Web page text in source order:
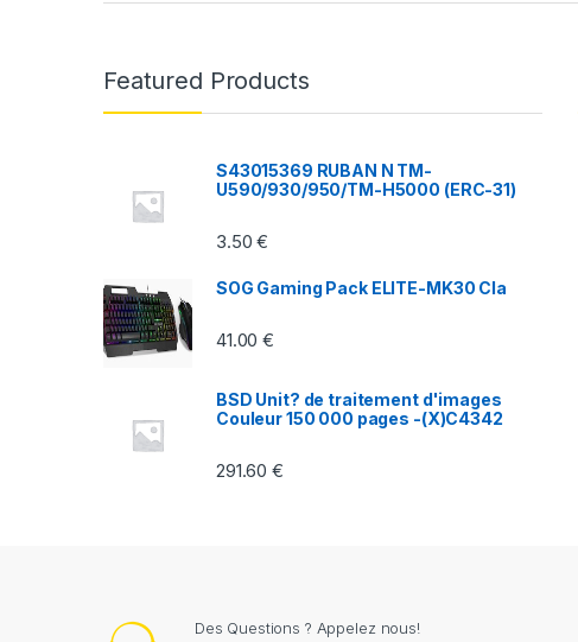
Featured Products
S43015369 RUBAN N TM-
U590/930/950/TM-H5000 (ERC-31)
3.50€
SOG Gaming Pack ELITE-MK30 Cla
41.00€
BSD Unit? de traitement d'images
Couleur 150 000 pages -(X)C4342
291.60€
Des Questions ? Appelez nous!